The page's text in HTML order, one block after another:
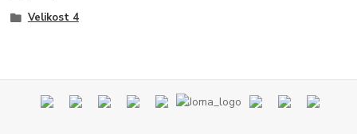
Velikost 4